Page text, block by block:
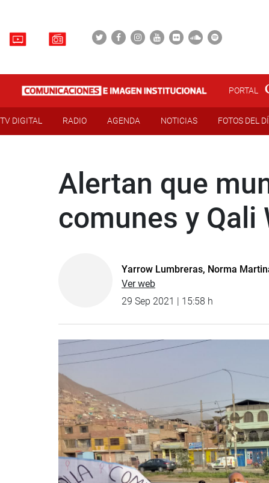
PORTAL
TV DIGITAL RADIO AGENDA NOTICIAS FOTOS DEL
Alertan que
comunes y
Yarrow Lumbreras, Norma
Ver web
29 Sep 2021 | 15:58 h